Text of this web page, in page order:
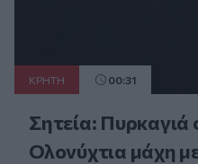
ΚΡΗΤΗ 00:31
Σητεία: Πυρκαγιά
Ολονύχτια μάχη